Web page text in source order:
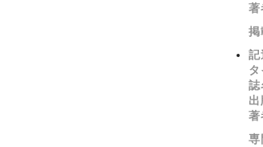
著
掲
記
誌
出
著
専